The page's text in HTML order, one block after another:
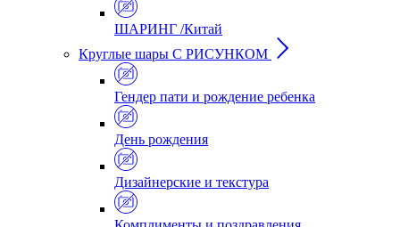
ШАРИНГ /Китай
Круглые шары С РИСУНКОМ
Гендер пати и рождение ребенка
День рождения
Дизайнерские и текстура